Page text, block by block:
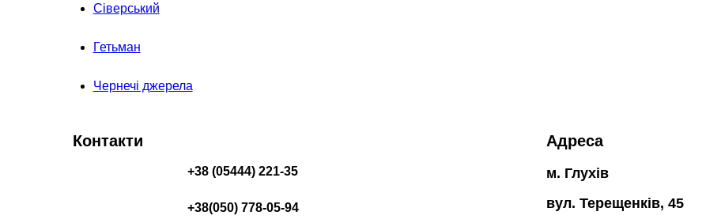
Сіверський
Гетьман
Чернечі джерела
Контакти
+38 (05444) 221-35
+38(050) 778-05-94
Адреса
м. Глухів
вул. Терещенків, 45